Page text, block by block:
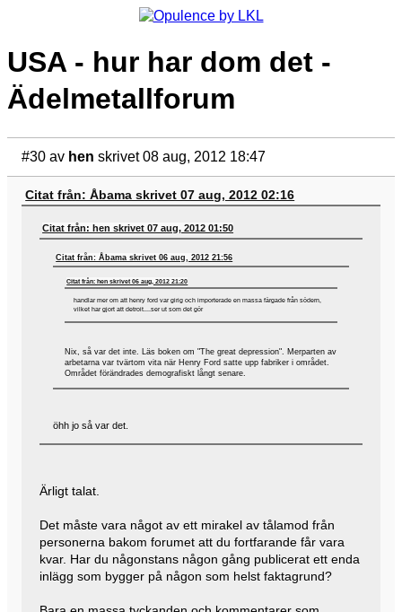
USA - hur har dom det -
Ädelmetallforum
#30 av hen skrivet 08 aug, 2012 18:47
Citat från: Åbama skrivet 07 aug, 2012 02:16
Citat från: hen skrivet 07 aug, 2012 01:50
Citat från: Åbama skrivet 06 aug, 2012 21:56
Citat från: hen skrivet 06 aug, 2012 21:20
handlar mer om att henry ford var girig och importerade en massa färgade från södern,
vilket har gjort att detroit....ser ut som det gör
Nix, så var det inte. Läs boken om "The great depression". Merparten av
arbetarna var tvärtom vita när Henry Ford satte upp fabriker i området.
Området förändrades demografiskt långt senare.
öhh jo så var det.
Ärligt talat.
Det måste vara något av ett mirakel av tålamod från
personerna bakom forumet att du fortfarande får vara
kvar. Har du någonstans någon gång publicerat ett enda
inlägg som bygger på någon som helst faktagrund?